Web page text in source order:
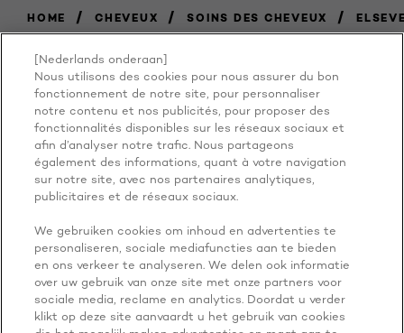
HOME / CHEVEUX / SOINS DES CHEVEUX /
BECAUSE
YOU'RE
WORTH IT
[Nederlands onderaan]
Nous utilisons des cookies pour nous assurer du bon
fonctionnement de notre site, pour personnaliser
notre contenu et nos publicités, pour proposer des
fonctionnalités disponibles sur les réseaux sociaux et
afin d’analyser notre trafic. Nous partageons
également des informations, quant à votre navigation
sur notre site, avec nos partenaires analytiques,
publicitaires et de réseaux sociaux.
We gebruiken cookies om inhoud en advertenties te
personaliseren, sociale mediafuncties aan te bieden
en ons verkeer te analyseren. We delen ook informatie
over uw gebruik van onze site met onze partners voor
sociale media, reclame en analytics. Doordat u verder
klikt op deze site aanvaardt u het gebruik van cookies